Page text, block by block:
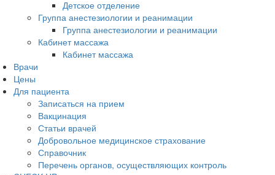
Детское отделение
Группа анестезиологии и реанимации
Группа анестезиологии и реанимации
Кабинет массажа
Кабинет массажа
Врачи
Цены
Для пациента
Записаться на прием
Вакцинация
Статьи врачей
Добровольное медицинское страхование
Справочник
Перечень органов, осуществляющих контроль